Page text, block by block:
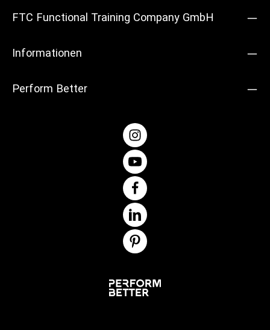
FTC Functional Training Company GmbH
Informationen
Perform Better